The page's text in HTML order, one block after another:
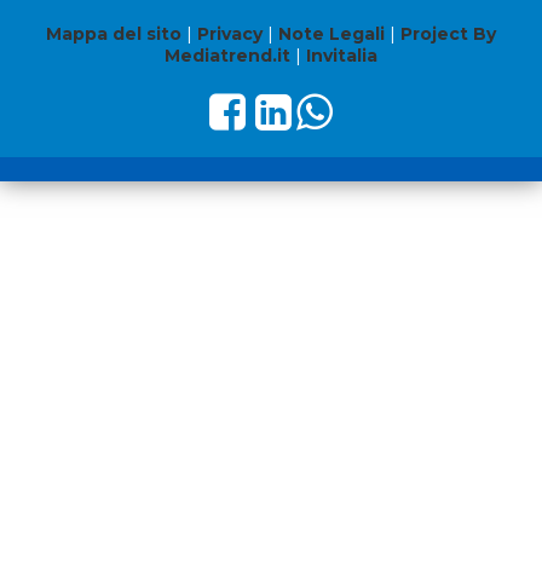
Mappa del sito | Privacy| Note Legali | Project By
Mediatrend.it | Invitalia